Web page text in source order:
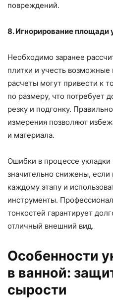
повреждений.
8. Игнорирование площади
Необходимо заранее
плитки и учесть
расчеты могут привести к
по размеру, что потребует
резку и подгонку.
измерения позволяют
и материала.
Ошибки в процессе укладки
значительно снижены, если
каждому этапу и
инструменты.
тонкостей гарантирует
отличный внешний вид.
Особенности
в ванной:
сырости